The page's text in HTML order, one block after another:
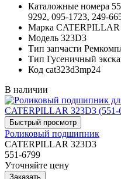
Каталожные номера
9292, 095-1723, 249-
Марка CATERPILLAR
Модель 323D3
Тип запчасти
Тип Гусеничный
Код cat323d3mp24
В наличии
Роликовый подшипник
CATERPILLAR 323D3
551-6799
Уточняйте цену